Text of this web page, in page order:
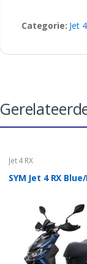
Categorie: Jet
Jet 4 RX
SYM Jet 4 RX